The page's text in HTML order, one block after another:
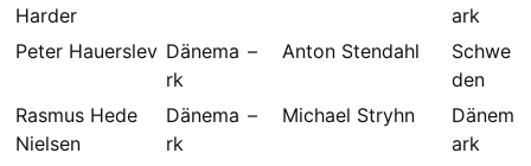
Harder
ark
Peter Hauerslev Dänema
rk
– Anton Stendahl
Schwe
den
Rasmus Hede
Nielsen
Dänema
rk
– Michael Stryhn
Dänem
ark